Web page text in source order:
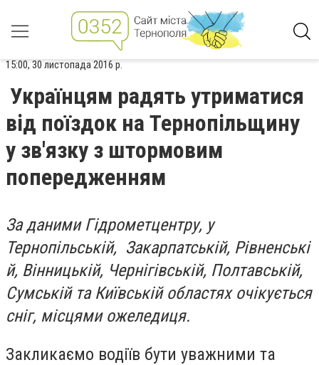
15:00, 30 листопада 2016 р.
Українцям радять утриматися
від поїздок на Тернопільщину
у зв'язку з штормовим
попередженням
За даними Гідрометцентру, у
Тернопільській, Закарпатській, Рівненські
й, Вінницькій, Чернігівській, Полтавській,
Сумській та Київській областях очікується
сніг, місцями ожеледиця.
Закликаємо водіїв бути уважними та